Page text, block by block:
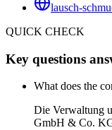
lausch-
QUICK CHECK
Key questions
What does the
Die Verwaltung
GmbH & Co.